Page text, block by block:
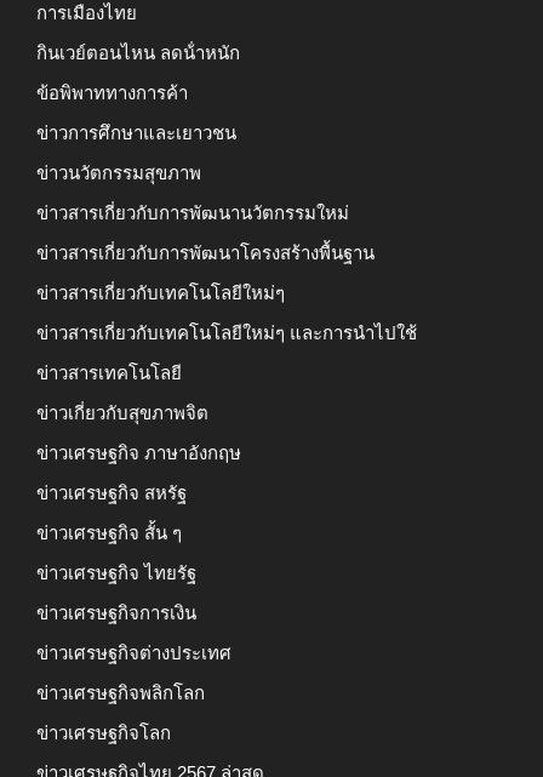
การเมืองไทย
กินเวย์ตอนไหน ลดน้ําหนัก
ข้อพิพาททางการค้า
ข่าวการศึกษาและเยาวชน
ข่าวนวัตกรรมสุขภาพ
ข่าวสารเกี่ยวกับการพัฒนานวัตกรรมใหม่
ข่าวสารเกี่ยวกับการพัฒนาโครงสร้างพื้นฐาน
ข่าวสารเกี่ยวกับเทคโนโลยีใหม่ๆ
ข่าวสารเกี่ยวกับเทคโนโลยีใหม่ๆ และการนำไปใช้
ข่าวสารเทคโนโลยี
ข่าวเกี่ยวกับสุขภาพจิต
ข่าวเศรษฐกิจ ภาษาอังกฤษ
ข่าวเศรษฐกิจ สหรัฐ
ข่าวเศรษฐกิจ สั้น ๆ
ข่าวเศรษฐกิจ ไทยรัฐ
ข่าวเศรษฐกิจการเงิน
ข่าวเศรษฐกิจต่างประเทศ
ข่าวเศรษฐกิจพลิกโลก
ข่าวเศรษฐกิจโลก
ข่าวเศรษฐกิจไทย 2567 ล่าสุด